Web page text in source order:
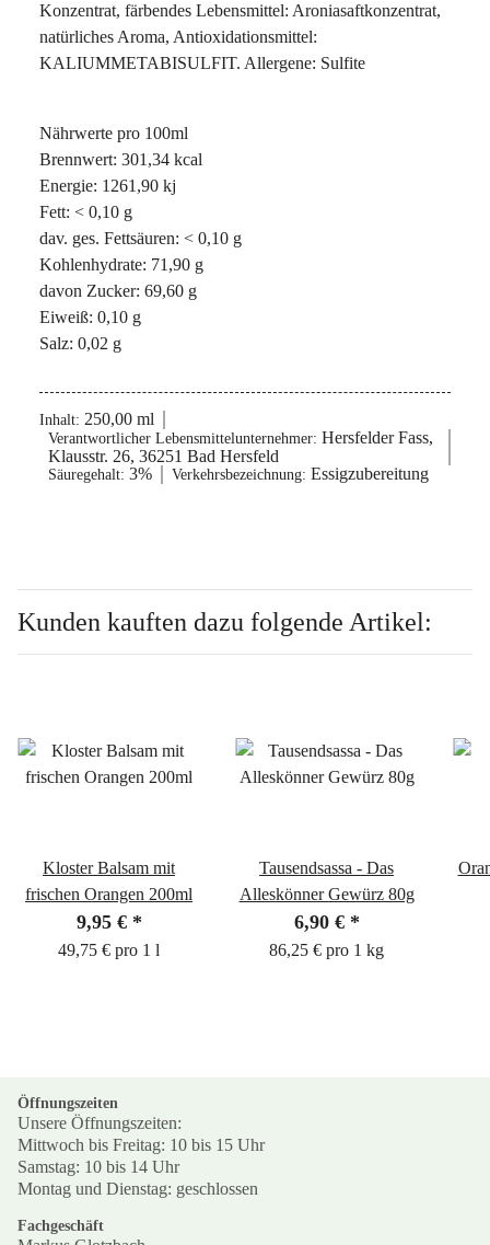
Konzentrat, färbendes Lebensmittel: Aroniasaftkonzentrat,
natürliches Aroma, Antioxidationsmittel:
KALIUMMETABISULFIT. Allergene: Sulfite
Nährwerte pro 100ml
Brennwert: 301,34 kcal
Energie: 1261,90 kj
Fett: < 0,10 g
dav. ges. Fettsäuren: < 0,10 g
Kohlenhydrate: 71,90 g
davon Zucker: 69,60 g
Eiweiß: 0,10 g
Salz: 0,02 g
Inhalt: 250,00 ml
Verantwortlicher Lebensmittelunternehmer: Hersfelder Fass,
Klausstr. 26, 36251 Bad Hersfeld
Säuregehalt: 3% Verkehrsbezeichnung: Essigzubereitung
Kunden kauften dazu folgende Artikel:
Kloster Balsam mit
frischen Orangen 200ml
9,95 € *
49,75 € pro 1 l
Tausendsassa - Das
Alleskönner Gewürz 80g
6,90 € *
86,25 € pro 1 kg
Öffnungszeiten
Unsere Öffnungszeiten:
Mittwoch bis Freitag: 10 bis 15 Uhr
Samstag: 10 bis 14 Uhr
Montag und Dienstag: geschlossen
Fachgeschäft